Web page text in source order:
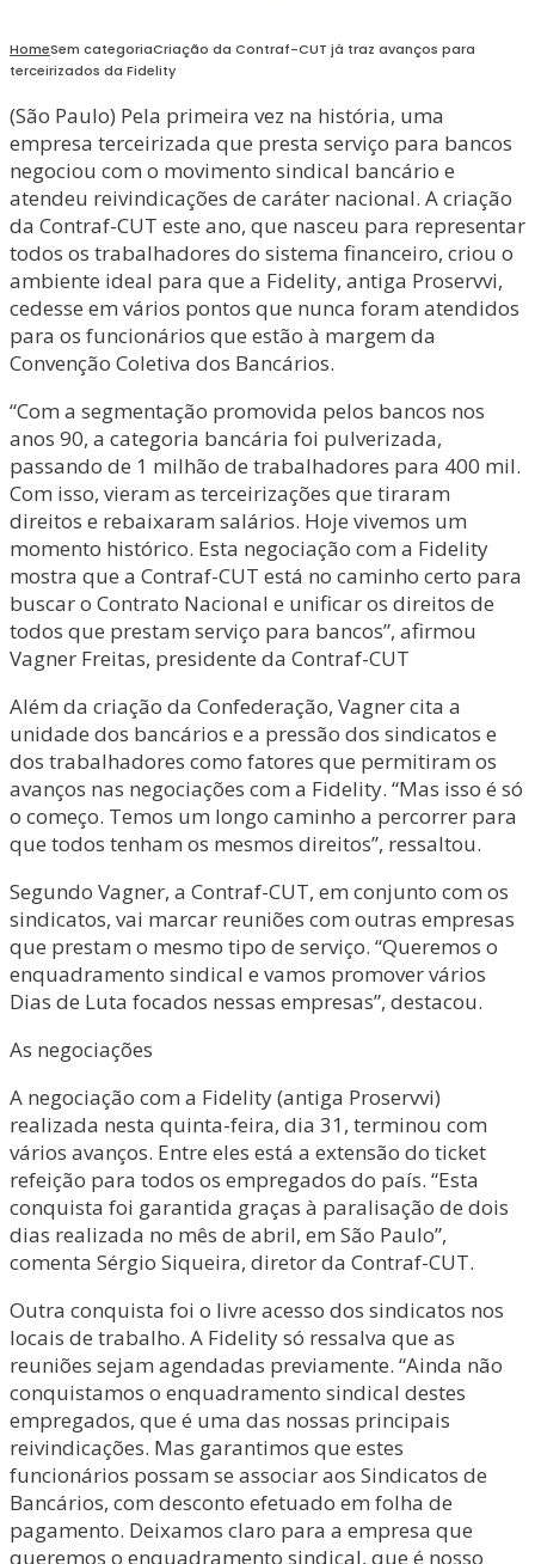
HomeSem categoriaCriação da Contraf-CUT já traz avanços para
terceirizados da Fidelity
(São Paulo) Pela primeira vez na história, uma
empresa terceirizada que presta serviço para bancos
negociou com o movimento sindical bancário e
atendeu reivindicações de caráter nacional. A criação
da Contraf-CUT este ano, que nasceu para representar
todos os trabalhadores do sistema financeiro, criou o
ambiente ideal para que a Fidelity, antiga Proservvi,
cedesse em vários pontos que nunca foram atendidos
para os funcionários que estão à margem da
Convenção Coletiva dos Bancários.
“Com a segmentação promovida pelos bancos nos
anos 90, a categoria bancária foi pulverizada,
passando de 1 milhão de trabalhadores para 400 mil.
Com isso, vieram as terceirizações que tiraram
direitos e rebaixaram salários. Hoje vivemos um
momento histórico. Esta negociação com a Fidelity
mostra que a Contraf-CUT está no caminho certo para
buscar o Contrato Nacional e unificar os direitos de
todos que prestam serviço para bancos”, afirmou
Vagner Freitas, presidente da Contraf-CUT
Além da criação da Confederação, Vagner cita a
unidade dos bancários e a pressão dos sindicatos e
dos trabalhadores como fatores que permitiram os
avanços nas negociações com a Fidelity. “Mas isso é só
o começo. Temos um longo caminho a percorrer para
que todos tenham os mesmos direitos”, ressaltou.
Segundo Vagner, a Contraf-CUT, em conjunto com os
sindicatos, vai marcar reuniões com outras empresas
que prestam o mesmo tipo de serviço. “Queremos o
enquadramento sindical e vamos promover vários
Dias de Luta focados nessas empresas”, destacou.
As negociações
A negociação com a Fidelity (antiga Proservvi)
realizada nesta quinta-feira, dia 31, terminou com
vários avanços. Entre eles está a extensão do ticket
refeição para todos os empregados do país. “Esta
conquista foi garantida graças à paralisação de dois
dias realizada no mês de abril, em São Paulo”,
comenta Sérgio Siqueira, diretor da Contraf-CUT.
Outra conquista foi o livre acesso dos sindicatos nos
locais de trabalho. A Fidelity só ressalva que as
reuniões sejam agendadas previamente. “Ainda não
conquistamos o enquadramento sindical destes
empregados, que é uma das nossas principais
reivindicações. Mas garantimos que estes
funcionários possam se associar aos Sindicatos de
Bancários, com desconto efetuado em folha de
pagamento. Deixamos claro para a empresa que
queremos o enquadramento sindical, que é nosso